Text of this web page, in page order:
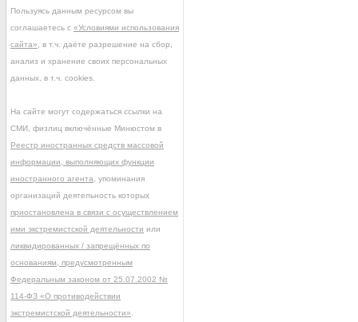
Пользуясь данным ресурсом вы
соглашаетесь с «Условиями использования
сайта» , в т.ч. даёте разрешение на сбор,
анализ и хранение своих персональных
данных, в т.ч. cookies.
На сайте могут содержаться ссылки на
СМИ, физлиц включённые Минюстом в
Реестр иностранных средств массовой
информации, выполняющих функции
иностранного агента , упоминания
организаций деятельность которых
приостановлена в связи с осуществлением
ими экстремистской деятельности или
ликвидированных / запрещённых по
основаниям, предусмотренным
Федеральным законом от 25.07.2002 №
114-ФЗ «О противодействии
экстремистской деятельности»